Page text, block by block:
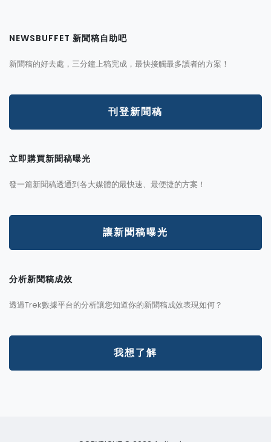
NEWSBUFFET 新聞稿自助吧
新聞稿的好去處，三分鐘上稿完成，最快接觸最多讀者的方案！
刊登新聞稿
立即購買新聞稿曝光
發一篇新聞稿透通到各大媒體的最快速、最便捷的方案！
讓新聞稿曝光
分析新聞稿成效
透過Trek數據平台的分析讓您知道你的新聞稿成效表現如何？
我想了解